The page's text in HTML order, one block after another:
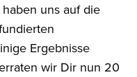
uns auf die
Ergebnisse
wir Dir nun 20